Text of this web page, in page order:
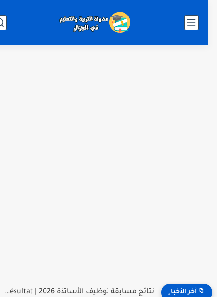
📁 آخر الأخبار نتائج مسابقة توظيف الأساتذة 2026 | onec.concours.dz résultat